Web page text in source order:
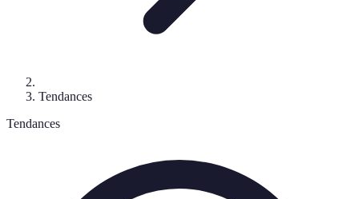
Tendances
Tendances